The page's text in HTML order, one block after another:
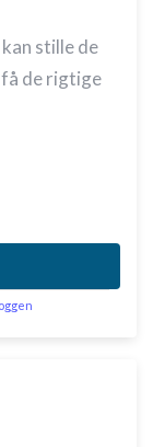
stille de
de rigtige